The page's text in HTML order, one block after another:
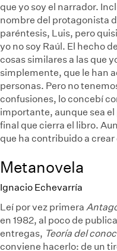
que yo soy el narrador.
nombre del protagonista
paréntesis, Luis, pero
yo no soy Raúl. El hecho
cosas similares a las que
simplemente, que le han
personas. Pero no
confusiones, lo concebí
importante, aunque sea
final que cierra el libro.
que ha contribuido a
Metanovela
Ignacio Echevarría
Leí por vez primera
en 1982, al poco de
entregas, Teoría del
conviene hacerlo: de un